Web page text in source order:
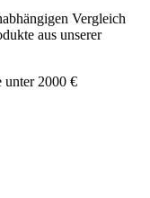
Vergleich
aus unserer
unter 2000 €